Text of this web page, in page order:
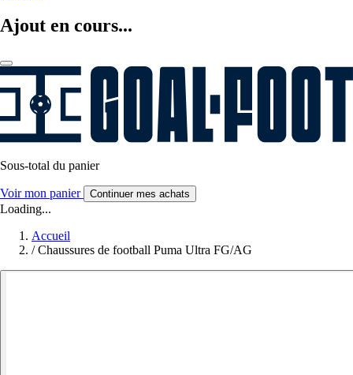
Ajout en cours...
Sous-total du panier
Voir mon panier Continuer mes achats
Loading...
Accueil
/ Chaussures de football Puma Ultra FG/AG